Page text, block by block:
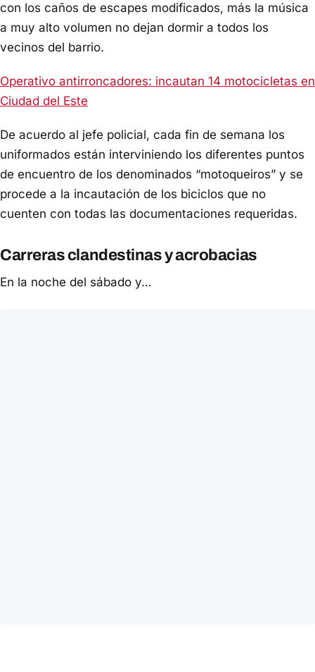
con los caños de escapes modificados, más la música
a muy alto volumen no dejan dormir a todos los
vecinos del barrio.
Operativo antirroncadores: incautan 14 motocicletas en
Ciudad del Este
De acuerdo al jefe policial, cada fin de semana los
uniformados están interviniendo los diferentes puntos
de encuentro de los denominados “motoqueiros” y se
procede a la incautación de los biciclos que no
cuenten con todas las documentaciones requeridas.
Carreras clandestinas y acrobacias
En la noche del sábado y…